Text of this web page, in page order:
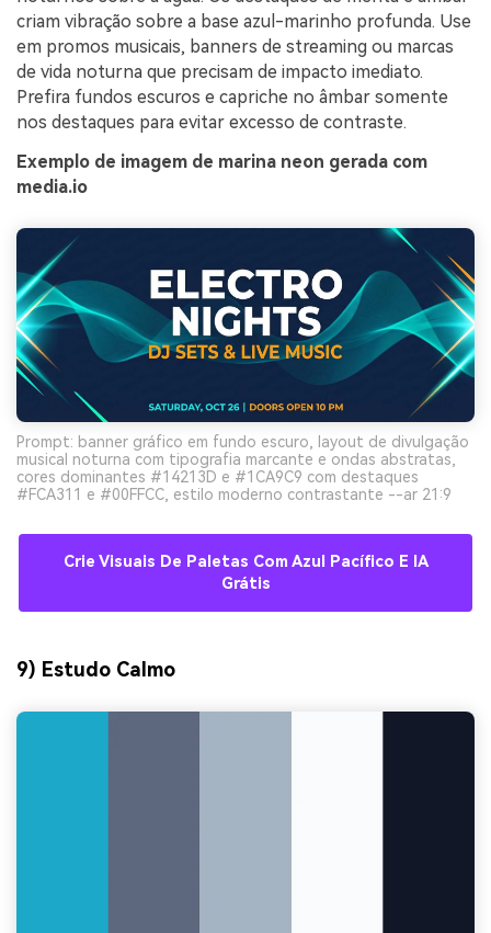
criam vibração sobre a base azul-marinho profunda. Use
em promos musicais, banners de streaming ou marcas
de vida noturna que precisam de impacto imediato.
Prefira fundos escuros e capriche no âmbar somente
nos destaques para evitar excesso de contraste.
Exemplo de imagem de marina neon gerada com
media.io
Prompt: banner gráfico em fundo escuro, layout de divulgação
musical noturna com tipografia marcante e ondas abstratas,
cores dominantes #14213D e #1CA9C9 com destaques
#FCA311 e #00FFCC, estilo moderno contrastante --ar 21:9
Crie Visuais De Paletas Com Azul Pacífico E IA
Grátis
9) Estudo Calmo